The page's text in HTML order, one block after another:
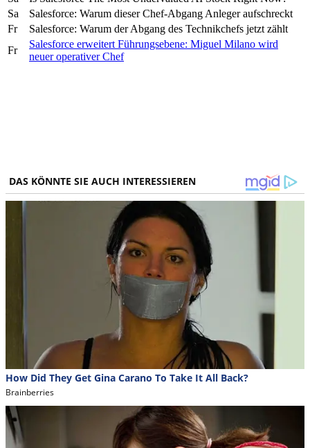
Sa
Salesforce: Warum dieser Chef-Abgang Anleger aufschreckt
Fr
Salesforce: Warum der Abgang des Technikchefs jetzt zählt
Fr
Salesforce erweitert Führungsebene: Miguel Milano wird
neuer operativer Chef